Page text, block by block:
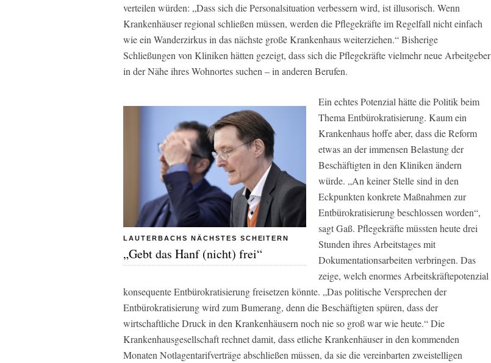
verteilen würden: „Dass sich die Personalsituation verbessern wird, ist illusorisch. Wenn
Krankenhäuser regional schließen müssen, werden die Pflegekräfte im Regelfall nicht einfach
wie ein Wanderzirkus in das nächste große Krankenhaus weiterziehen.“ Bisherige
Schließungen von Kliniken hätten gezeigt, dass sich die Pflegekräfte vielmehr neue Arbeitgeber
in der Nähe ihres Wohnortes suchen – in anderen Berufen.
LAUTERBACHS NÄCHSTES SCHEITERN
„Gebt das Hanf (nicht) frei“
Ein echtes Potenzial hätte die Politik beim
Thema Entbürokratisierung. Kaum ein
Krankenhaus hoffe aber, dass die Reform
etwas an der immensen Belastung der
Beschäftigten in den Kliniken ändern
würde. „An keiner Stelle sind in den
Eckpunkten konkrete Maßnahmen zur
Entbürokratisierung beschlossen worden“,
sagt Gaß. Pflegekräfte müssten heute drei
Stunden ihres Arbeitstages mit
Dokumentationsarbeiten verbringen. Das
zeige, welch enormes Arbeitskräftepotenzial
konsequente Entbürokratisierung freisetzen könnte. „Das politische Versprechen der
Entbürokratisierung wird zum Bumerang, denn die Beschäftigten spüren, dass der
wirtschaftliche Druck in den Krankenhäusern noch nie so groß war wie heute.“ Die
Krankenhausgesellschaft rechnet damit, dass etliche Krankenhäuser in den kommenden
Monaten Notlagentarifverträge abschließen müssen, da sie die vereinbarten zweistelligen